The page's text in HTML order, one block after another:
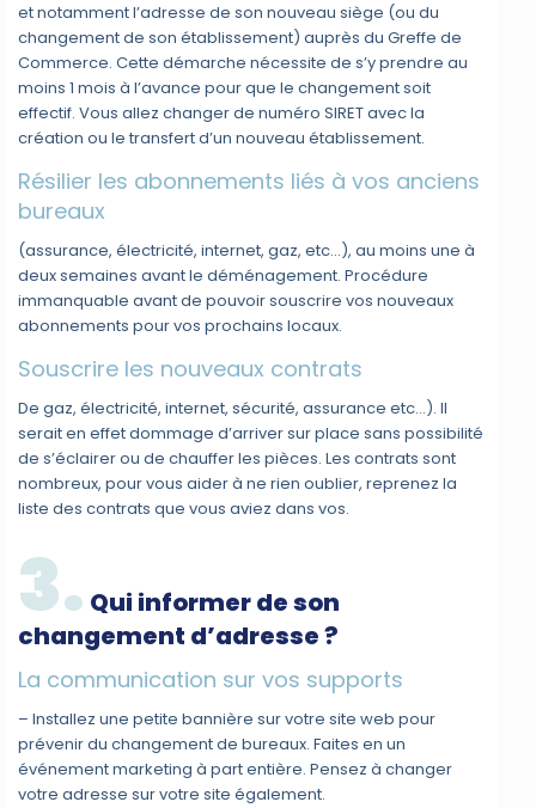
et notamment l’adresse de son nouveau siège (ou du
changement de son établissement) auprès du Greffe de
Commerce. Cette démarche nécessite de s’y prendre au
moins 1 mois à l’avance pour que le changement soit
effectif. Vous allez changer de numéro SIRET avec la
création ou le transfert d’un nouveau établissement.
Résilier les abonnements liés à vos anciens
bureaux
(assurance, électricité, internet, gaz, etc…), au moins une à
deux semaines avant le déménagement. Procédure
immanquable avant de pouvoir souscrire vos nouveaux
abonnements pour vos prochains locaux.
Souscrire les nouveaux contrats
De gaz, électricité, internet, sécurité, assurance etc…). Il
serait en effet dommage d’arriver sur place sans possibilité
de s’éclairer ou de chauffer les pièces. Les contrats sont
nombreux, pour vous aider à ne rien oublier, reprenez la
liste des contrats que vous aviez dans vos.
3. Qui informer de son
changement d’adresse ?
La communication sur vos supports
– Installez une petite bannière sur votre site web pour
prévenir du changement de bureaux. Faites en un
événement marketing à part entière. Pensez à changer
votre adresse sur votre site également.